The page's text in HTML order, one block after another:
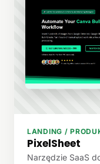
LANDING /
PixelSheet
Narzędzie SaaS